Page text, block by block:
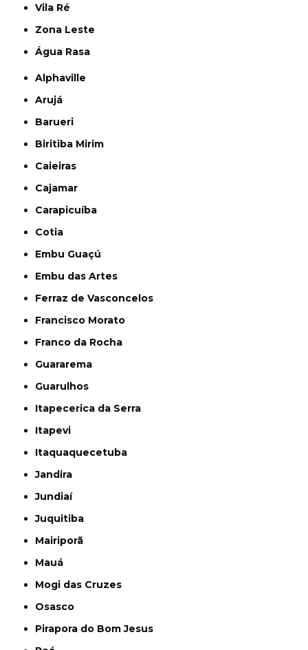
Vila Ré
Zona Leste
Água Rasa
Alphaville
Arujá
Barueri
Biritiba Mirim
Caieiras
Cajamar
Carapicuíba
Cotia
Embu Guaçú
Embu das Artes
Ferraz de Vasconcelos
Francisco Morato
Franco da Rocha
Guararema
Guarulhos
Itapecerica da Serra
Itapevi
Itaquaquecetuba
Jandira
Jundiaí
Juquitiba
Mairiporã
Mauá
Mogi das Cruzes
Osasco
Pirapora do Bom Jesus